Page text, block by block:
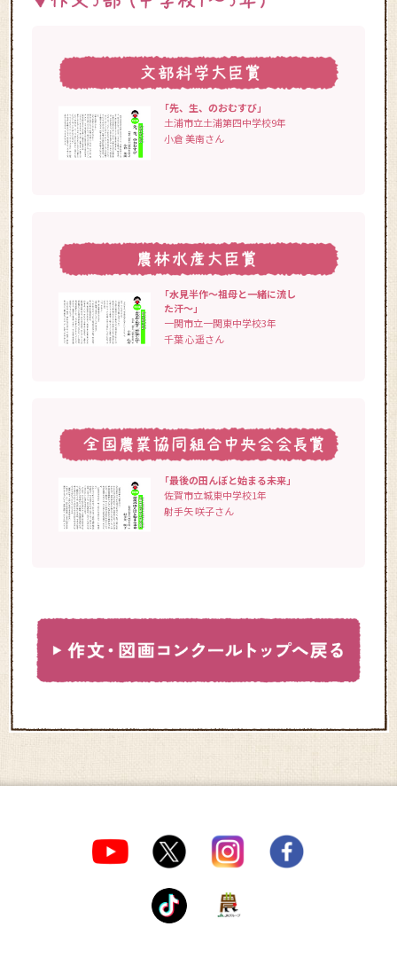
「先、生、のおむすび」
土浦市立土浦第四中学校9年
小倉 美南さん
「水見半作～祖母と一緒に流し
た汗～」
一関市立一関東中学校3年
千葉 心遥さん
「最後の田んぼと始まる未来」
佐賀市立城東中学校1年
射手矢 咲子さん